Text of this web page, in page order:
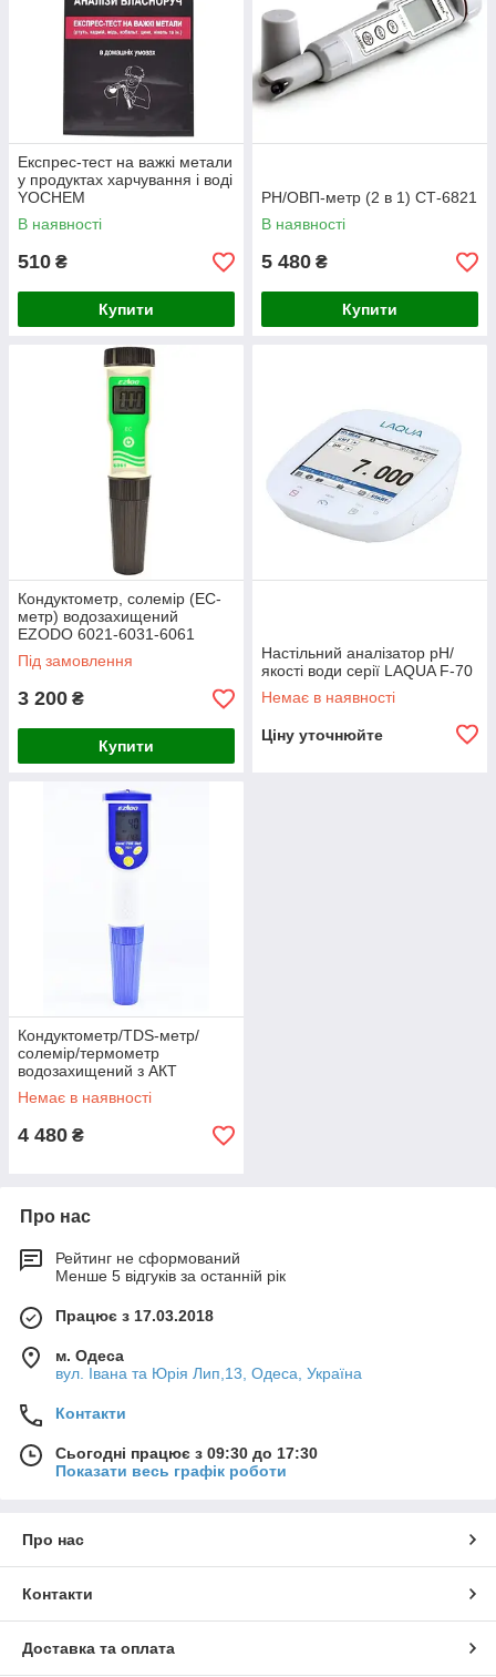
Експрес-тест на важкі метали
у продуктах харчування і воді
YOCHEM
В наявності
510 ₴
Купити
РН/ОВП-метр (2 в 1) СТ-6821
В наявності
5 480 ₴
Купити
Кондуктометр, солемір (EC-
метр) водозахищений
EZODO 6021-6031-6061
(агро)
Під замовлення
3 200 ₴
Купити
Настільний аналізатор pH/
якості води серії LAQUA F-70
Немає в наявності
Ціну уточнюйте
Кондуктометр/TDS-метр/
солемір/термометр
водозахищений з АКТ
EZODO 7021
Немає в наявності
4 480 ₴
Про нас
Рейтинг не сформований
Менше 5 відгуків за останній рік
Працює з 17.03.2018
м. Одеса
вул. Івана та Юрія Лип,13, Одеса, Україна
Контакти
Сьогодні працює з 09:30 до 17:30
Показати весь графік роботи
Про нас
Контакти
Доставка та оплата